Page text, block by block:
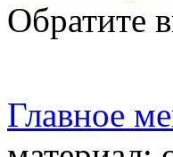
Обратите
Главное